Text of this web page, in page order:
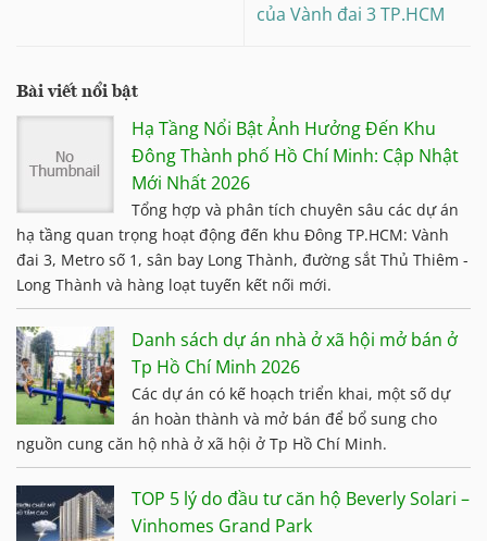
của Vành đai 3 TP.HCM
Bài viết nổi bật
Hạ Tầng Nổi Bật Ảnh Hưởng Đến Khu
Đông Thành phố Hồ Chí Minh: Cập Nhật
Mới Nhất 2026
Tổng hợp và phân tích chuyên sâu các dự án
hạ tầng quan trọng hoạt động đến khu Đông TP.HCM: Vành
đai 3, Metro số 1, sân bay Long Thành, đường sắt Thủ Thiêm -
Long Thành và hàng loạt tuyến kết nối mới.
Danh sách dự án nhà ở xã hội mở bán ở
Tp Hồ Chí Minh 2026
Các dự án có kế hoạch triển khai, một số dự
án hoàn thành và mở bán để bổ sung cho
nguồn cung căn hộ nhà ở xã hội ở Tp Hồ Chí Minh.
TOP 5 lý do đầu tư căn hộ Beverly Solari –
Vinhomes Grand Park